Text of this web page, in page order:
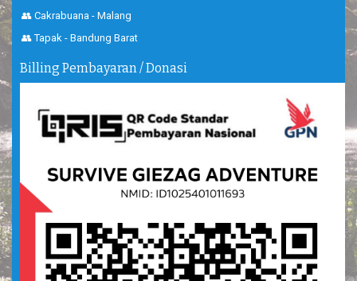
👥 Cakrabuana - Malang
👥 Tapak - Bandung Barat
Billing Pembayaran / Donasi